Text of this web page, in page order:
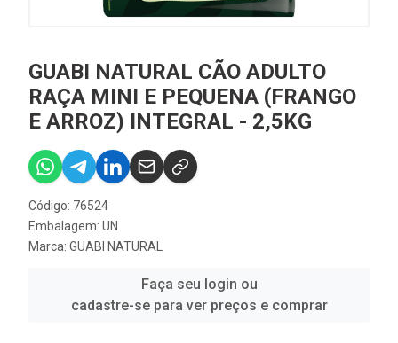
GUABI NATURAL CÃO ADULTO
RAÇA MINI E PEQUENA (FRANGO
E ARROZ) INTEGRAL - 2,5KG
Código: 76524
Embalagem: UN
Marca: GUABI NATURAL
Faça seu login ou
cadastre-se para ver preços e comprar